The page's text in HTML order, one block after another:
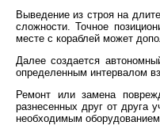
Выведение из строя на
сложности. Точное
месте с кораблей может
Далее создается
определенным интервалом
Ремонт или замена
разнесенных друг от друга
необходимым оборудованием.